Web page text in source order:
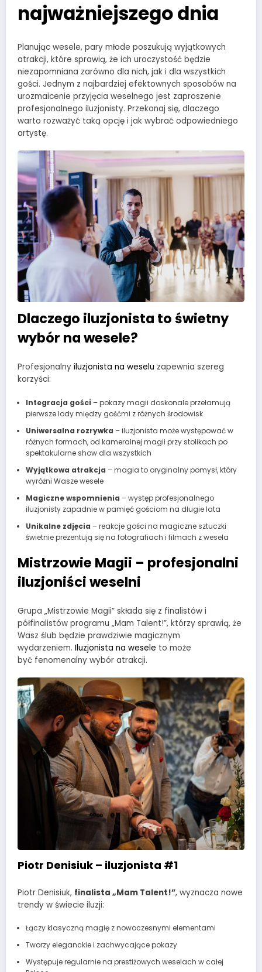
najważniejszego dnia
Planując wesele, pary młode poszukują wyjątkowych
atrakcji, które sprawią, że ich uroczystość będzie
niezapomniana zarówno dla nich, jak i dla wszystkich
gości. Jednym z najbardziej efektownych sposobów na
urozmaicenie przyjęcia weselnego jest zaproszenie
profesjonalnego iluzjonisty. Przekonaj się, dlaczego
warto rozważyć taką opcję i jak wybrać odpowiedniego
artystę.
Dlaczego iluzjonista to świetny
wybór na wesele?
Profesjonalny iluzjonista na weselu zapewnia szereg
korzyści:
Integracja gości – pokazy magii doskonale przełamują
pierwsze lody między gośćmi z różnych środowisk
Uniwersalna rozrywka – iluzjonista może występować w
różnych formach, od kameralnej magii przy stolikach po
spektakularne show dla wszystkich
Wyjątkowa atrakcja – magia to oryginalny pomysł, który
wyróżni Wasze wesele
Magiczne wspomnienia – występ profesjonalnego
iluzjonisty zapadnie w pamięć gościom na długie lata
Unikalne zdjęcia – reakcje gości na magiczne sztuczki
świetnie prezentują się na fotografiach i filmach z wesela
Mistrzowie Magii – profesjonalni
iluzjoniści weselni
Grupa „Mistrzowie Magii” składa się z finalistów i
półfinalistów programu „Mam Talent!”, którzy sprawią, że
Wasz ślub będzie prawdziwie magicznym
wydarzeniem. Iluzjonista na wesele to może
być fenomenalny wybór atrakcji.
Piotr Denisiuk – iluzjonista #1
Piotr Denisiuk, finalista „Mam Talent!”, wyznacza nowe
trendy w świecie iluzji:
Łączy klasyczną magię z nowoczesnymi elementami
Tworzy eleganckie i zachwycające pokazy
Występuje regularnie na prestiżowych weselach w całej